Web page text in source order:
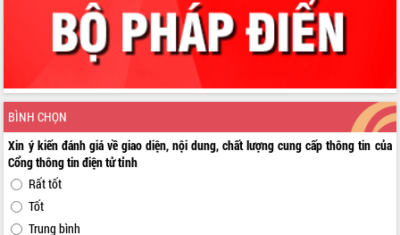
BÌNH CHỌN
Xin ý kiến đánh giá về giao diện, nội dung, chất lượng cung cấp thông tin của
Cổng thông tin điện tử tỉnh
Rất tốt
Tốt
Trung bình